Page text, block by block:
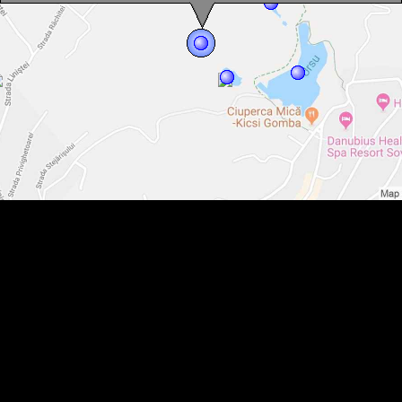
Lacul Mierlei, Sovata , Foto: Biró László